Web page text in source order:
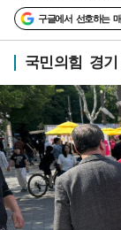
구글에서 선호하는
국민의힘 경